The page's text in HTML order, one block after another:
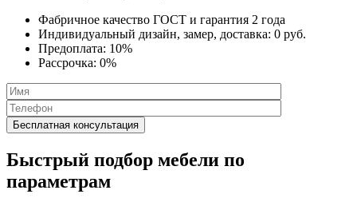
Фабричное качество ГОСТ и гарантия 2 года
Индивидуальный дизайн, замер, доставка: 0 руб.
Предоплата: 10%
Рассрочка: 0%
Быстрый подбор мебели по
параметрам